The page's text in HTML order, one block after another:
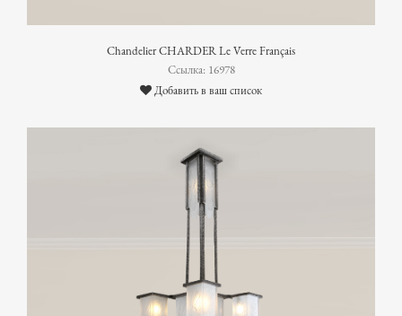
Chandelier CHARDER Le Verre Français
Ссылка: 16978
Добавить в ваш список